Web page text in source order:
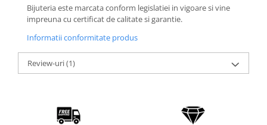
Brățări din Aur cu pietre
semiprețioase
Brățări din Argint cu pietre
Brățări elastice cu pietre
semiprețioase
Brățări de picior din Aur
Brățări de picior din Argint
Bijuteria este marcata conform legislatiei in vigoare si vine
impreuna cu certificat de calitate si garantie.
Informatii conformitate produs
Review-uri(1)